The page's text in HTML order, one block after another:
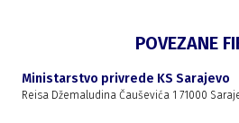
POVEZANE
Ministarstvo privrede KS Sarajevo
Reisa Džemaludina Čauševića 1 71000